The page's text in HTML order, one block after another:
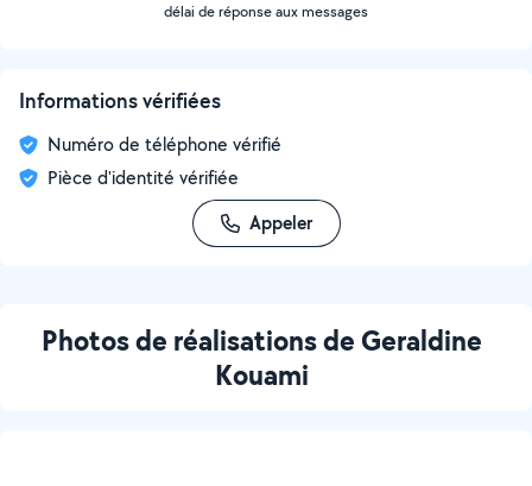
délai de réponse aux messages
Informations vérifiées
Numéro de téléphone vérifié
Pièce d'identité vérifiée
Appeler
Photos de réalisations de Geraldine
Kouami